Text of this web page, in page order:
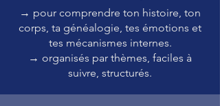
→ pour comprendre ton histoire, ton
corps, ta généalogie, tes émotions et
tes mécanismes internes.
→ organisés par thèmes, faciles à
suivre, structurés.